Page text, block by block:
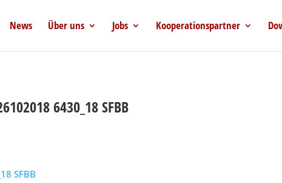
News Über uns Jobs Kooperationspartner
6430_18 SFBB
SFBB